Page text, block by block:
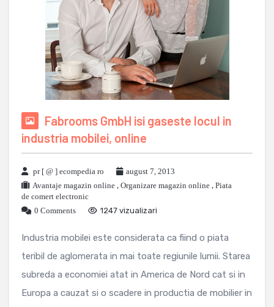
Fabrooms GmbH isi gaseste locul in
industria mobilei, online
pr [ @ ] ecompedia ro
august 7, 2013
Avantaje magazin online , Organizare magazin online , Piata
de comert electronic
0 Comments
1247 vizualizari
Industria mobilei este considerata ca fiind o piata
teribil de aglomerata in mai toate regiunile lumii. Starea
subreda a economiei atat in America de Nord cat si in
Europa a cauzat si o scadere in productia de mobilier in